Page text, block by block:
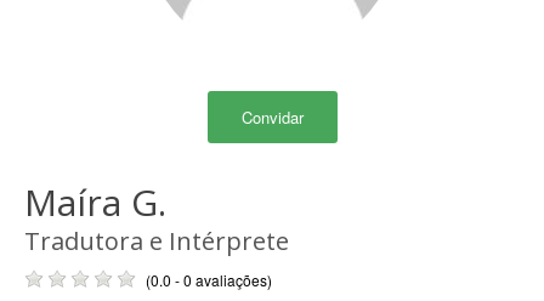
Convidar
Maíra G.
Tradutora e Intérprete
(0.0 - 0 avaliações)